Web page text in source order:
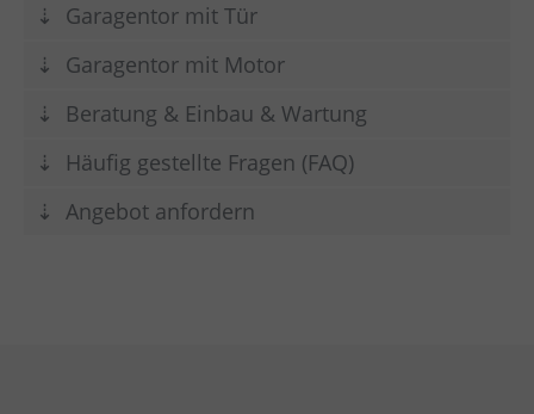
Garagentor mit Tür
Garagentor mit Motor
Beratung & Einbau & Wartung
Häufig gestellte Fragen (FAQ)
Angebot anfordern